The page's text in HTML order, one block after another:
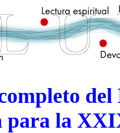
del
para la